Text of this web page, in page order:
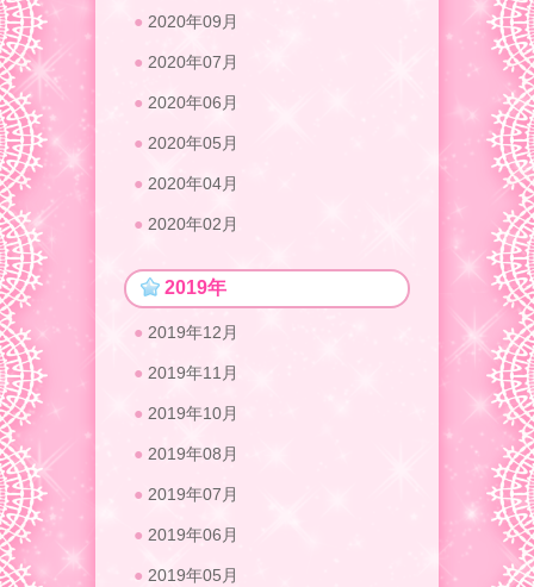
2020年09月
2020年07月
2020年06月
2020年05月
2020年04月
2020年02月
2019年
2019年12月
2019年11月
2019年10月
2019年08月
2019年07月
2019年06月
2019年05月